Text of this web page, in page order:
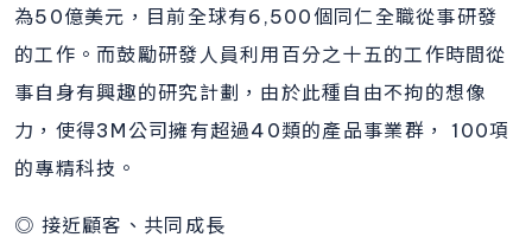
為50億美元，目前全球有6,500個同仁全職從事研發
的工作。而鼓勵研發人員利用百分之十五的工作時間從
事自身有興趣的研究計劃，由於此種自由不拘的想像
力，使得3M公司擁有超過40類的產品事業群， 100項
的專精科技。
◎ 接近顧客、共同成長